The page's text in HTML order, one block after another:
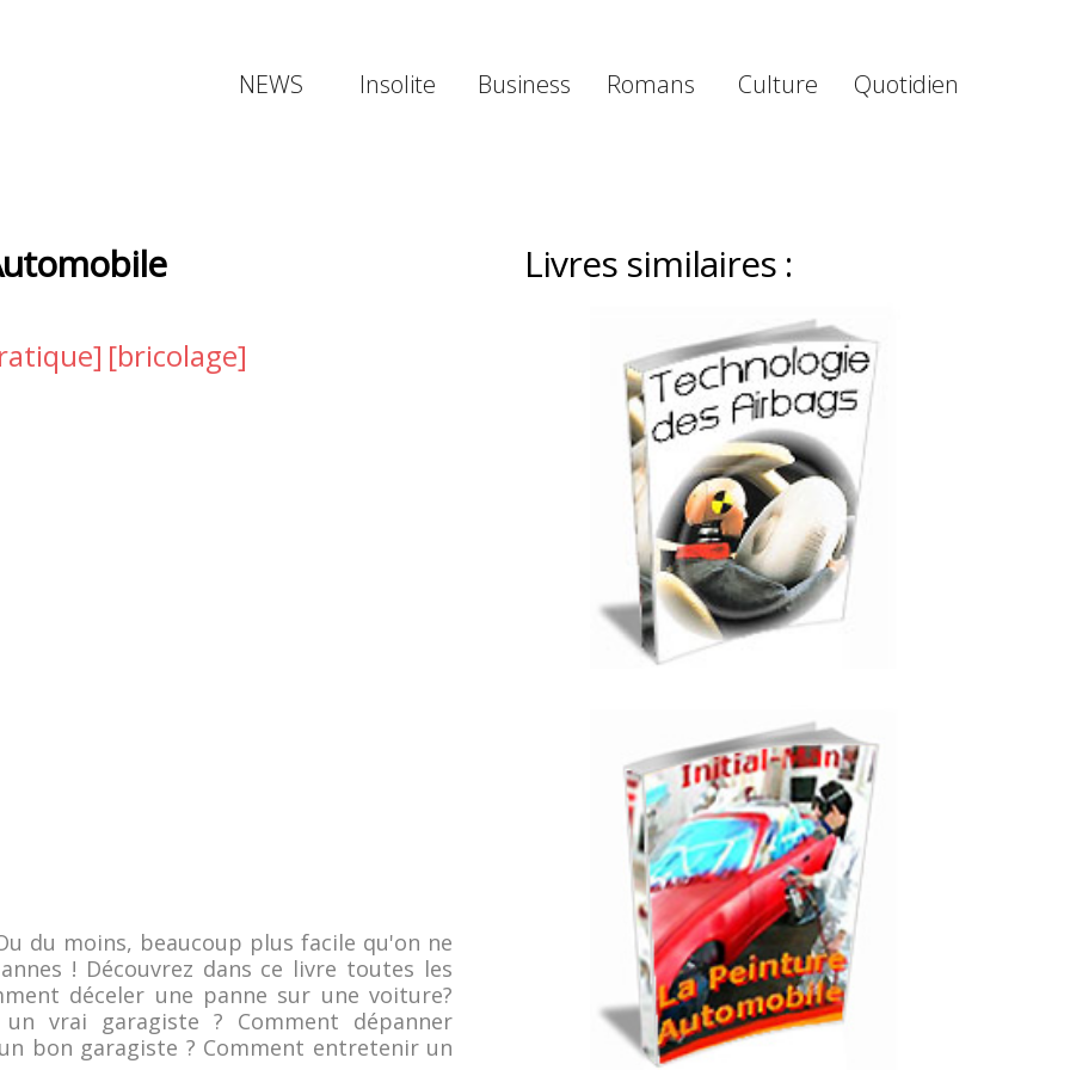
NEWS Insolite Business Romans Culture Quotidien
[bricolage]
du moins, beaucoup plus facile qu'on ne
! Découvrez dans ce livre toutes les
déceler une panne sur une voiture?
vrai garagiste ? Comment dépanner
bon garagiste ? Comment entretenir un
Livres similaires :